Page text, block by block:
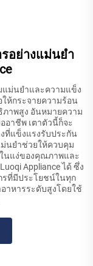
อย่างแม่นยำ
แม่นยำและความแข็ง
ห้กระจายความร้อน
ภาพสูง อันหมายความ
อาชีพ เตาตัวนี้ก็จะ
ที่แข็งแรงรับประกัน
นยำช่วยให้ควบคุม
นแง่ของคุณภาพและ
Appliance ได้ ซึ่ง
รที่มีประโยชน์ในทุก
าหารระดับสูงโดยใช้